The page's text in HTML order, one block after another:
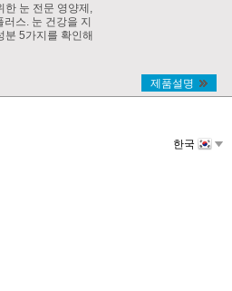
한 눈 전문 영양제,
러스. 눈 건강을 지
분 5가지를 확인해
제품설명
한국